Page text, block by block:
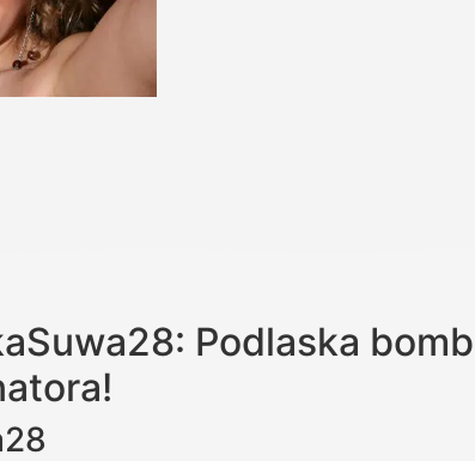
Podlaska